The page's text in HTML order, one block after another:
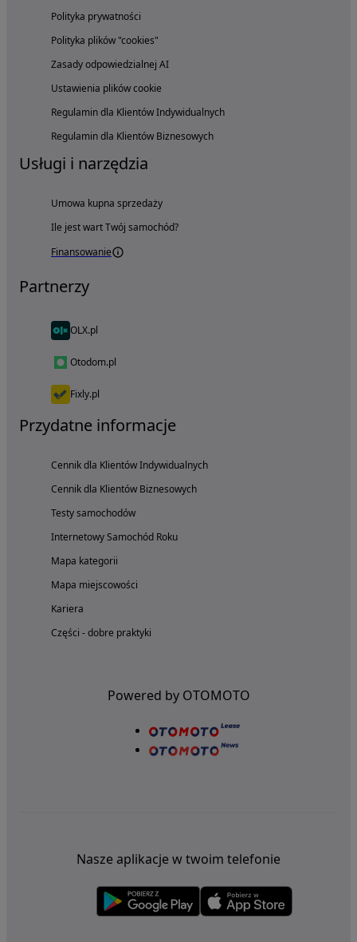
Polityka prywatności
Polityka plików "cookies"
Zasady odpowiedzialnej AI
Ustawienia plików cookie
Regulamin dla Klientów Indywidualnych
Regulamin dla Klientów Biznesowych
Usługi i narzędzia
Umowa kupna sprzedaży
Ile jest wart Twój samochód?
Finansowanie
Partnerzy
OLX.pl
Otodom.pl
Fixly.pl
Przydatne informacje
Cennik dla Klientów Indywidualnych
Cennik dla Klientów Biznesowych
Testy samochodów
Internetowy Samochód Roku
Mapa kategorii
Mapa miejscowości
Kariera
Części - dobre praktyki
Powered by OTOMOTO
Nasze aplikacje w twoim telefonie